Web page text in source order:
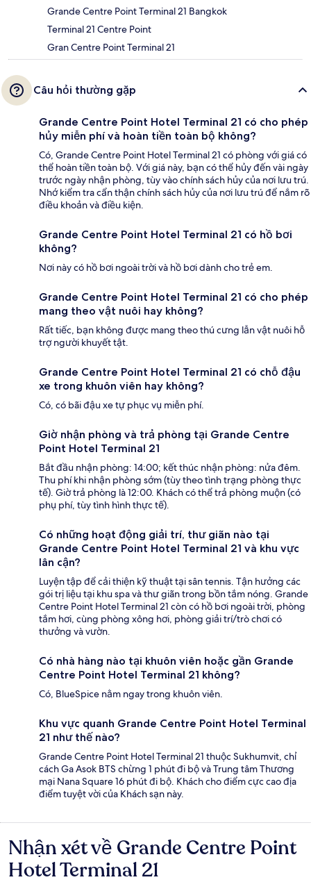
Grande Centre Point Terminal 21 Bangkok
Terminal 21 Centre Point
Gran Centre Point Terminal 21
Câu hỏi thường gặp
Grande Centre Point Hotel Terminal 21 có cho phép
hủy miễn phí và hoàn tiền toàn bộ không?
Có, Grande Centre Point Hotel Terminal 21 có phòng với giá có
thể hoàn tiền toàn bộ. Với giá này, bạn có thể hủy đến vài ngày
trước ngày nhận phòng, tùy vào chính sách hủy của nơi lưu trú.
Nhớ kiểm tra cẩn thận chính sách hủy của nơi lưu trú để nắm rõ
điều khoản và điều kiện.
Grande Centre Point Hotel Terminal 21 có hồ bơi
không?
Nơi này có hồ bơi ngoài trời và hồ bơi dành cho trẻ em.
Grande Centre Point Hotel Terminal 21 có cho phép
mang theo vật nuôi hay không?
Rất tiếc, bạn không được mang theo thú cưng lẫn vật nuôi hỗ
trợ người khuyết tật.
Grande Centre Point Hotel Terminal 21 có chỗ đậu
xe trong khuôn viên hay không?
Có, có bãi đậu xe tự phục vụ miễn phí.
Giờ nhận phòng và trả phòng tại Grande Centre
Point Hotel Terminal 21
Bắt đầu nhận phòng: 14:00; kết thúc nhận phòng: nửa đêm.
Thu phí khi nhận phòng sớm (tùy theo tình trạng phòng thực
tế). Giờ trả phòng là 12:00. Khách có thể trả phòng muộn (có
phụ phí, tùy tình hình thực tế).
Có những hoạt động giải trí, thư giãn nào tại
Grande Centre Point Hotel Terminal 21 và khu vực
lân cận?
Luyện tập để cải thiện kỹ thuật tại sân tennis. Tận hưởng các
gói trị liệu tại khu spa và thư giãn trong bồn tắm nóng. Grande
Centre Point Hotel Terminal 21 còn có hồ bơi ngoài trời, phòng
tắm hơi, cùng phòng xông hơi, phòng giải trí/trò chơi có
thưởng và vườn.
Có nhà hàng nào tại khuôn viên hoặc gần Grande
Centre Point Hotel Terminal 21 không?
Có, BlueSpice nằm ngay trong khuôn viên.
Khu vực quanh Grande Centre Point Hotel Terminal
21 như thế nào?
Grande Centre Point Hotel Terminal 21 thuộc Sukhumvit, chỉ
cách Ga Asok BTS chừng 1 phút đi bộ và Trung tâm Thương
mại Nana Square 16 phút đi bộ. Khách cho điểm cực cao địa
điểm tuyệt vời của Khách sạn này.
Nhận
xét
Nhận xét về Grande Centre Point
Hotel Terminal 21